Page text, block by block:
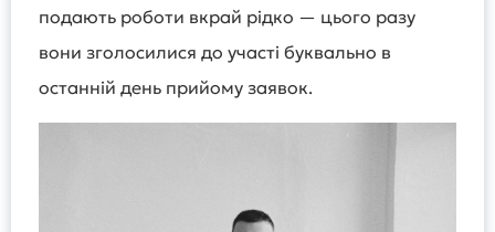
подають роботи вкрай рідко — цього разу
вони зголосилися до участі буквально в
останній день прийому заявок.